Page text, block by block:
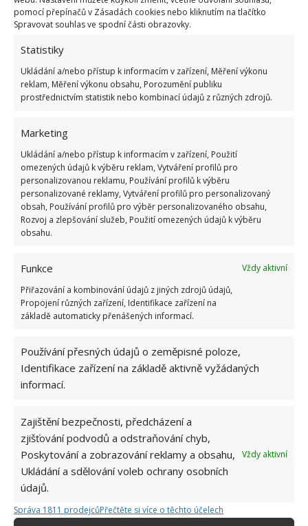
pomocí přepínačů v Zásadách cookies nebo kliknutím na tlačítko
Spravovat souhlas ve spodní části obrazovky.
Statistiky
Ukládání a/nebo přístup k informacím v zařízení, Měření výkonu
reklam, Měření výkonu obsahu, Porozumění publiku
prostřednictvím statistik nebo kombinací údajů z různých zdrojů.
Marketing
Ukládání a/nebo přístup k informacím v zařízení, Použití
omezených údajů k výběru reklam, Vytváření profilů pro
personalizovanou reklamu, Používání profilů k výběru
personalizované reklamy, Vytváření profilů pro personalizovaný
obsah, Používání profilů pro výběr personalizovaného obsahu,
Rozvoj a zlepšování služeb, Použití omezených údajů k výběru
obsahu.
Funkce
Vždy aktivní
Přiřazování a kombinování údajů z jiných zdrojů údajů,
Propojení různých zařízení, Identifikace zařízení na
základě automaticky přenášených informací.
Používání přesných údajů o zeměpisné poloze,
Identifikace zařízení na základě aktivně vyžádaných
informací.
Zajištění bezpečnosti, předcházení a
zjišťování podvodů a odstraňování chyb,
Poskytování a zobrazování reklamy a obsahu,
Ukládání a sdělování voleb ochrany osobních
údajů.
Vždy aktivní
Správa 1811 prodejcůPřečtěte si více o těchto účelech
Fotografie: Freepik
prodloužení životnosti vaší pračky?
Nejen čištění pračky pomůže k prodloužení její
životnosti. Měli byste současně zvolit i šetrný způsob
užívání samotného spotřebiče. To znamená, že
buben pračky rozhodně nepřeplňujte nad uvedenou
stabilně bez možnosti poškození o okolní nábytek.
Posouvání pračky při odstřeďování pak zabrání
protiskluzná podložka, kterou snadno umístíte do
prát, určitě se nevzdalujte od svého domova.
Jakákoliv porucha může způsobit vytopení bytu
nebo vašich sousedů, což by vás nejspíš vůbec